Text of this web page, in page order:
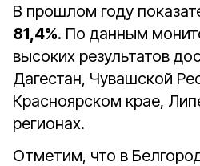
В прошлом году
81,4%. По данным
высоких результатов
Дагестан, Чувашской
Красноярском крае,
регионах.
Отметим, что в